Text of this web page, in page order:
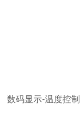
数码显示-温度控